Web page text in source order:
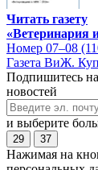
Читать газету
«Ветеринария
Номер 07–08
Газета ВиЖ.
Подпишитесь на
новостей
и выберите
29 37
Нажимая на